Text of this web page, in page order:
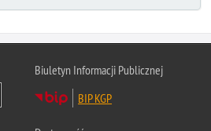
Biuletyn Informacji Publicznej
BIP KGP